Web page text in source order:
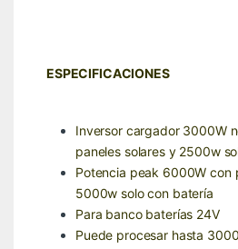
ESPECIFICACIONES
Inversor cargador 3000W
paneles solares y 2500w
Potencia peak 6000W con
5000w solo con batería
Para banco baterías 24V
Puede procesar hasta